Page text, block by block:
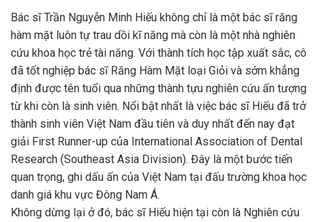
Bác sĩ Trần Nguyễn Minh Hiếu không chỉ là một bác sĩ răng
hàm mặt luôn tự trau dồi kĩ năng mà còn là một nhà nghiên
cứu khoa học trẻ tài năng. Với thành tích học tập xuất sắc, cô
đã tốt nghiệp bác sĩ Răng Hàm Mặt loại Giỏi và sớm khẳng
định được tên tuổi qua những thành tựu nghiên cứu ấn tượng
từ khi còn là sinh viên. Nổi bật nhất là việc bác sĩ Hiếu đã trở
thành sinh viên Việt Nam đầu tiên và duy nhất đến nay đạt
giải First Runner-up của International Association of Dental
Research (Southeast Asia Division). Đây là một bước tiến
quan trọng, ghi dấu ấn của Việt Nam tại đấu trường khoa học
danh giá khu vực Đông Nam Á.
Không dừng lại ở đó, bác sĩ Hiếu hiện tại còn là Nghiên cứu